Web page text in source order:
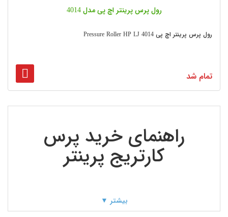
رول پرس پرینتر اچ پی مدل 4014
رول پرس پرینتر اچ پی Pressure Roller HP LJ 4014
تمام شد
راهنمای خرید پرس
کارتریج پرینتر
تاریخچه ساخت غلطک پرس و
بیشتر ▼